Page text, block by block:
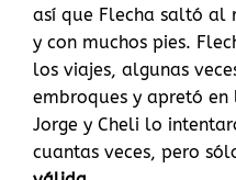
así que Flecha saltó al
y con muchos pies.
los viajes, algunas
embroques y apretó
Jorge y Cheli lo
cuantas veces, pero